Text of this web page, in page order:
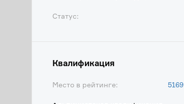
Статус:
Квалификация
Место в рейтинге: 5169